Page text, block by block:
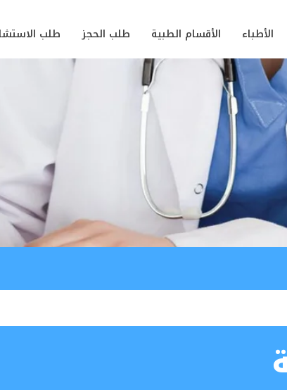
الأطباء الأقسام الطبية طلب الحجز طلب